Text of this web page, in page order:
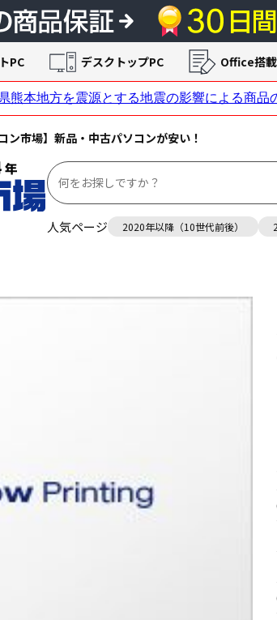
ン市場】新品・中古パソコンが安い！
人気ページ 2020年以降（10世代前後）
PC デスクトップPC Office搭